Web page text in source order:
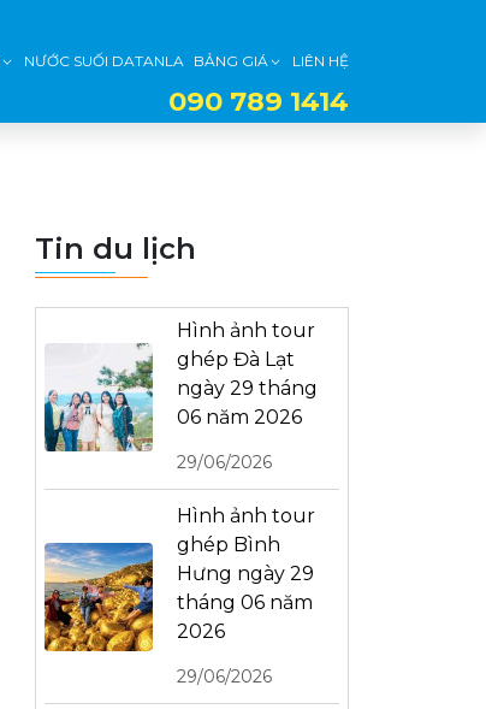
NƯỚC SUỐI DATANLA BẢNG GIÁ LIÊN HỆ
090 789 1414
Tin du lịch
Hình ảnh tour
ghép Đà Lạt
ngày 29 tháng
06 năm 2026
29/06/2026
Hình ảnh tour
ghép Bình
Hưng ngày 29
tháng 06 năm
2026
29/06/2026